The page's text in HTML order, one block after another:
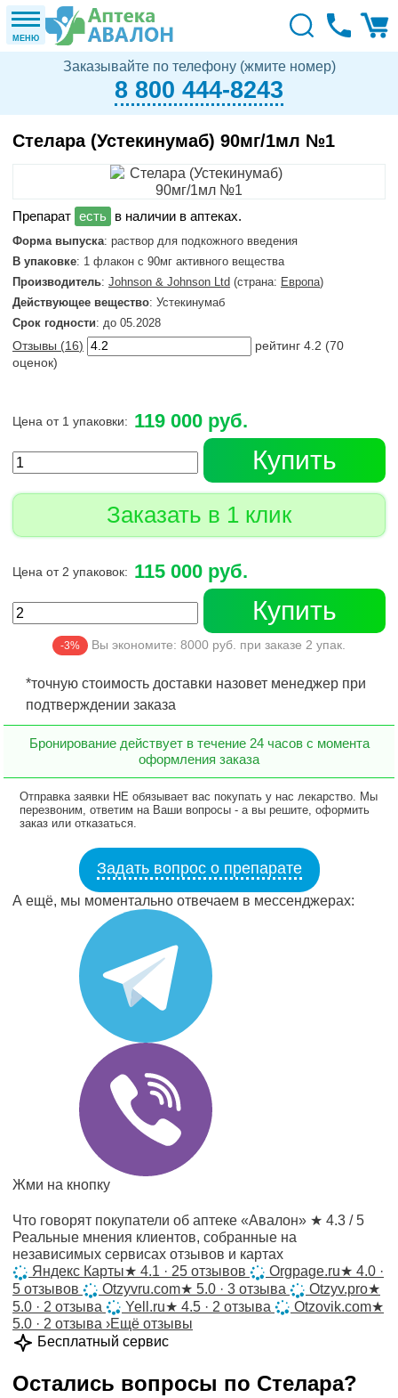
МЕНЮ
Заказывайте по телефону (жмите номер)
8 800 444-8243
Стелара (Устекинумаб) 90мг/1мл №1
в наличии в аптеках.
Форма выпуска: раствор для подкожного введения
В упаковке: 1 флакон с 90мг активного вещества
Производитель: Johnson & Johnson Ltd (страна: Европа)
Действующее вещество: Устекинумаб
Срок годности: до 05.2028
Отзывы (16) рейтинг 4.2 (70
оценок)
Цена от 1 упаковки: 119 000 руб.
Купить
Заказать в 1 клик
Цена от 2 упаковок: 115 000 руб.
Купить
-3% Вы экономите: 8000 руб. при заказе 2 упак.
*точную стоимость доставки назовет менеджер при
подтверждении заказа
Бронирование действует в течение 24 часов с момента
оформления заказа
Отправка заявки НЕ обязывает вас покупать у нас лекарство. Мы
перезвоним, ответим на Ваши вопросы - а вы решите, оформить
заказ или отказаться.
Задать вопрос о препарате
А ещё, мы моментально отвечаем в мессенджерах:
Жми на кнопку
Что говорят покупатели об аптеке «Авалон» ★ 4.3 / 5
Реальные мнения клиентов, собранные на
независимых сервисах отзывов и картах
Яндекс Карты★ 4.1 · 25 отзывов Orgpage.ru★ 4.0 ·
5 отзывов
Otzyvru.com★ 5.0 · 3 отзыва Otzyv.pro★
5.0 · 2 отзыва
Yell.ru★ 4.5 · 2 отзыва Otzovik.com★
5.0 · 2 отзыва ›Ещё отзывы
Бесплатный сервис
Остались вопросы по Стелара?